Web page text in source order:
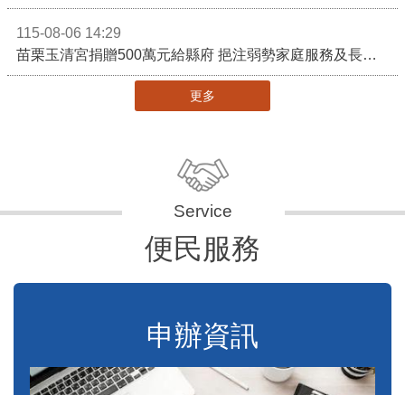
115-08-06 14:29
苗栗玉清宮捐贈500萬元給縣府 挹注弱勢家庭服務及長照醫療資源
更多
便民服務
申辦資訊